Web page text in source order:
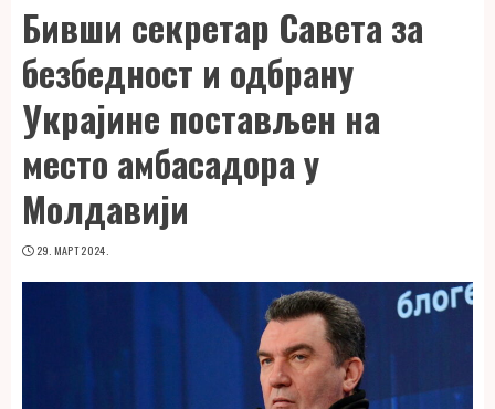
Бивши секретар Савета за
безбедност и одбрану
Украјине постављен на
место амбасадора у
Молдавији
29. МАРТ 2024.